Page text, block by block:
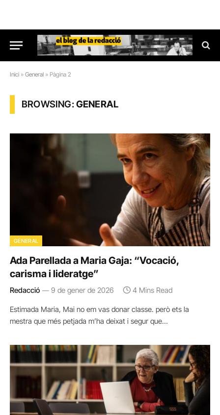
Inici » General » Pàgina 2
BROWSING:GENERAL
GENERAL
Ada Parellada a Maria Gaja: “Vocació,
carisma i lideratge”
Redacció 9 de gener de 2026 4 Mins Read
Estimada Maria, Mai no em vas donar classe. però ets la
mestra que més petjada m’ha deixat i segur que…